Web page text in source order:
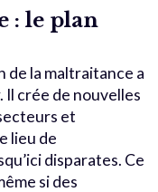
: le plan
de la maltraitance a
crée de nouvelles
et
lieu de
disparates. Ce
si des